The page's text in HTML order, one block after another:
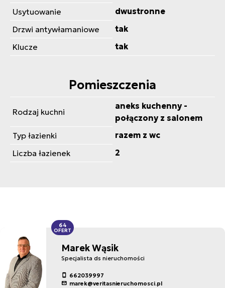
Usytuowanie
dwustronne
Drzwi antywłamaniowe
tak
Klucze
tak
Pomieszczenia
Rodzaj kuchni
aneks kuchenny -
połączony z salonem
Typ łazienki
razem z wc
Liczba łazienek
2
Marek Wąsik
Specjalista ds nieruchomości
662039997
marek@veritasnieruchomosci.pl
64
OFERT